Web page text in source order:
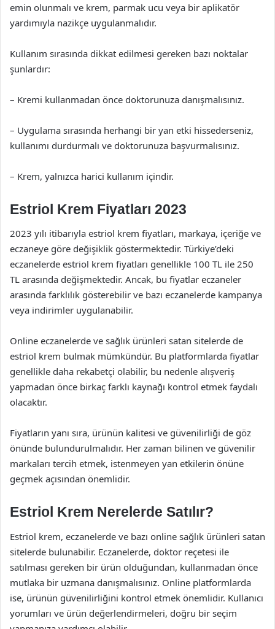
emin olunmalı ve krem, parmak ucu veya bir aplikatör
yardımıyla nazikçe uygulanmalıdır.
Kullanım sırasında dikkat edilmesi gereken bazı noktalar
şunlardır:
– Kremi kullanmadan önce doktorunuza danışmalısınız.
– Uygulama sırasında herhangi bir yan etki hissederseniz,
kullanımı durdurmalı ve doktorunuza başvurmalısınız.
– Krem, yalnızca harici kullanım içindir.
Estriol Krem Fiyatları 2023
2023 yılı itibarıyla estriol krem fiyatları, markaya, içeriğe ve
eczaneye göre değişiklik göstermektedir. Türkiye’deki
eczanelerde estriol krem fiyatları genellikle 100 TL ile 250
TL arasında değişmektedir. Ancak, bu fiyatlar eczaneler
arasında farklılık gösterebilir ve bazı eczanelerde kampanya
veya indirimler uygulanabilir.
Online eczanelerde ve sağlık ürünleri satan sitelerde de
estriol krem bulmak mümkündür. Bu platformlarda fiyatlar
genellikle daha rekabetçi olabilir, bu nedenle alışveriş
yapmadan önce birkaç farklı kaynağı kontrol etmek faydalı
olacaktır.
Fiyatların yanı sıra, ürünün kalitesi ve güvenilirliği de göz
önünde bulundurulmalıdır. Her zaman bilinen ve güvenilir
markaları tercih etmek, istenmeyen yan etkilerin önüne
geçmek açısından önemlidir.
Estriol Krem Nerelerde Satılır?
Estriol krem, eczanelerde ve bazı online sağlık ürünleri satan
sitelerde bulunabilir. Eczanelerde, doktor reçetesi ile
satılması gereken bir ürün olduğundan, kullanmadan önce
mutlaka bir uzmana danışmalısınız. Online platformlarda
ise, ürünün güvenilirliğini kontrol etmek önemlidir. Kullanıcı
yorumları ve ürün değerlendirmeleri, doğru bir seçim